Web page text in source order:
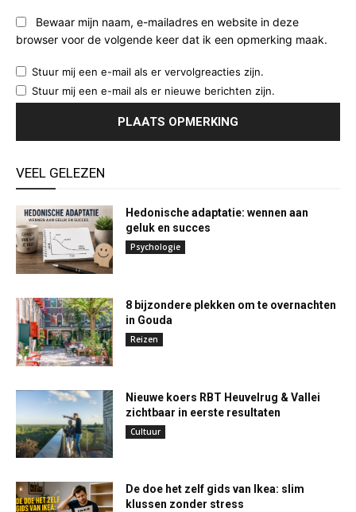
Bewaar mijn naam, e-mailadres en website in deze
browser voor de volgende keer dat ik een opmerking maak.
Stuur mij een e-mail als er vervolgreacties zijn.
Stuur mij een e-mail als er nieuwe berichten zijn.
VEEL GELEZEN
Hedonische adaptatie: wennen aan
geluk en succes
Psychologie
8 bijzondere plekken om te overnachten
in Gouda
Reizen
Nieuwe koers RBT Heuvelrug & Vallei
zichtbaar in eerste resultaten
Cultuur
De doe het zelf gids van Ikea: slim
klussen zonder stress